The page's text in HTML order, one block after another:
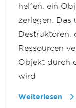
helfen, ein
zerlegen. Das
Destruktoren,
Ressourcen
Objekt durch
wird
Weiterlesen